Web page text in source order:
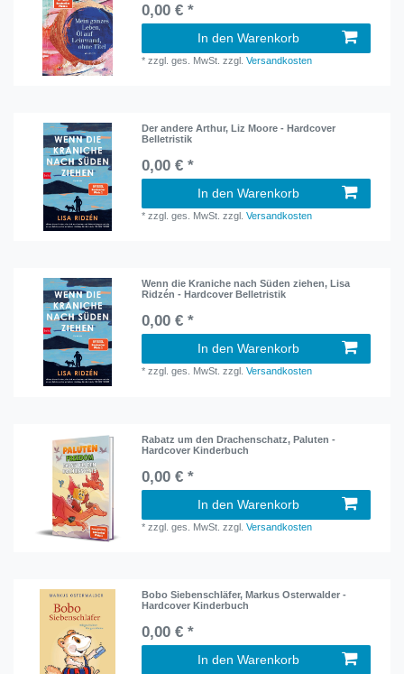
0,00 € *
In den Warenkorb
*zzgl. ges. MwSt. zzgl.Versandkosten
Der andere Arthur, Liz Moore - Hardcover
Belletristik
0,00 € *
In den Warenkorb
*zzgl. ges. MwSt. zzgl.Versandkosten
Wenn die Kraniche nach Süden ziehen, Lisa
Ridzén - Hardcover Belletristik
0,00 € *
In den Warenkorb
*zzgl. ges. MwSt. zzgl.Versandkosten
Rabatz um den Drachenschatz, Paluten -
Hardcover Kinderbuch
0,00 € *
In den Warenkorb
*zzgl. ges. MwSt. zzgl.Versandkosten
Bobo Siebenschläfer, Markus Osterwalder -
Hardcover Kinderbuch
0,00 € *
In den Warenkorb